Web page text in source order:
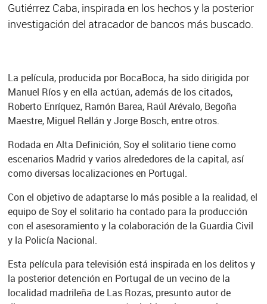
Gutiérrez Caba, inspirada en los hechos y la posterior
investigación del atracador de bancos más buscado.
La película, producida por BocaBoca, ha sido dirigida por
Manuel Ríos y en ella actúan, además de los citados,
Roberto Enríquez, Ramón Barea, Raúl Arévalo, Begoña
Maestre, Miguel Rellán y Jorge Bosch, entre otros.
Rodada en Alta Definición, Soy el solitario tiene como
escenarios Madrid y varios alrededores de la capital, así
como diversas localizaciones en Portugal.
Con el objetivo de adaptarse lo más posible a la realidad, el
equipo de Soy el solitario ha contado para la producción
con el asesoramiento y la colaboración de la Guardia Civil
y la Policía Nacional.
Esta película para televisión está inspirada en los delitos y
la posterior detención en Portugal de un vecino de la
localidad madrileña de Las Rozas, presunto autor de